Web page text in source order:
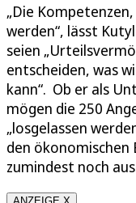
„Die
werden“, lässt
seien
entscheiden, was
kann“. Ob er als
mögen die 250
„losgelassen
den
zumindest noch